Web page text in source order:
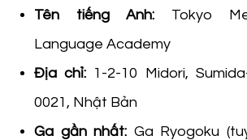
Tên tiếng Anh: Tokyo
Language Academy
Địa chỉ: 1-2-10 Midori,
0021, Nhật Bản
Ga gần nhất: Ga Ryogoku